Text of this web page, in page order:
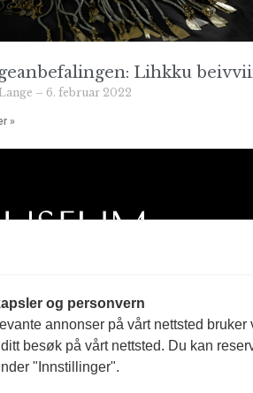
Lihkku
6. februar 2022
»
i Norsk tidsskriftforening og
av Kulturrådet og Norges
og personvern
annonser på vårt nettsted bruker
besøk på vårt nettsted. Du kan
"Innstillinger".